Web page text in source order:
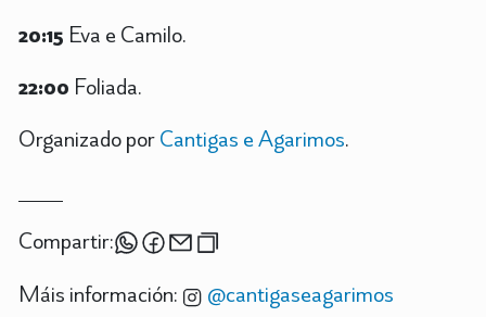
20:15 Eva e Camilo.
22:00 Foliada.
Organizado porCantigas e Agarimos.
Compartir:
Máis información:
@cantigaseagarimos